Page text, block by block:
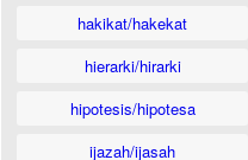
hakikat/hakekat
hierarki/hirarki
hipotesis/hipotesa
ijazah/ijasah